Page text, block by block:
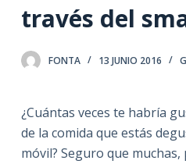
o
través del
FONTA 13 JUNIO 2016
¿Cuántas veces te habría
de la comida que estás
móvil? Seguro que